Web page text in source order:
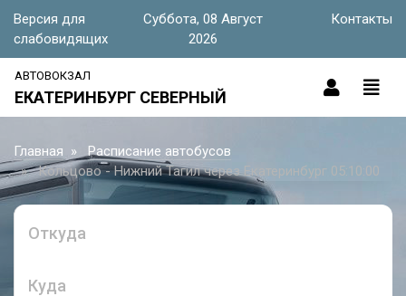
Версия для
слабовидящих
Суббота, 08 Август
2026
Контакты
АВТОВОКЗАЛ
ЕКАТЕРИНБУРГ СЕВЕРНЫЙ
Главная
Расписание автобусов
Кольцово - Нижний Тагил через Екатеринбург 05:10:00
Откуда
Куда